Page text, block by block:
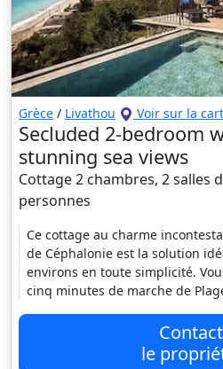
Grèce / Livathou Voir sur la
Secluded 2-bedroom
stunning sea views
Cottage 2 chambres, 2 salles
personnes
Ce cottage au charme
de Céphalonie est la solution
environs en toute simplicité.
cinq minutes de marche de
le